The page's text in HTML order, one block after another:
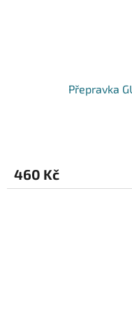
Přepravka
460 Kč